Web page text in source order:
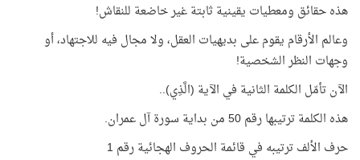
هذه حقائق ومعطيات يقينية ثابتة غير خاضعة للنقاش!
وعالم الأرقام يقوم على بديهيات العقل، ولا مجال فيه للاجتهاد، أو
وجهات النظر الشخصية!
الآن تأمّل الكلمة الثانية في الآية (الَّذِي)..
هذه الكلمة ترتيبها رقم 50 من بداية سورة آل عمران
.
حرف الألف ترتيبه في قائمة الحروف الهجائية رقم 1